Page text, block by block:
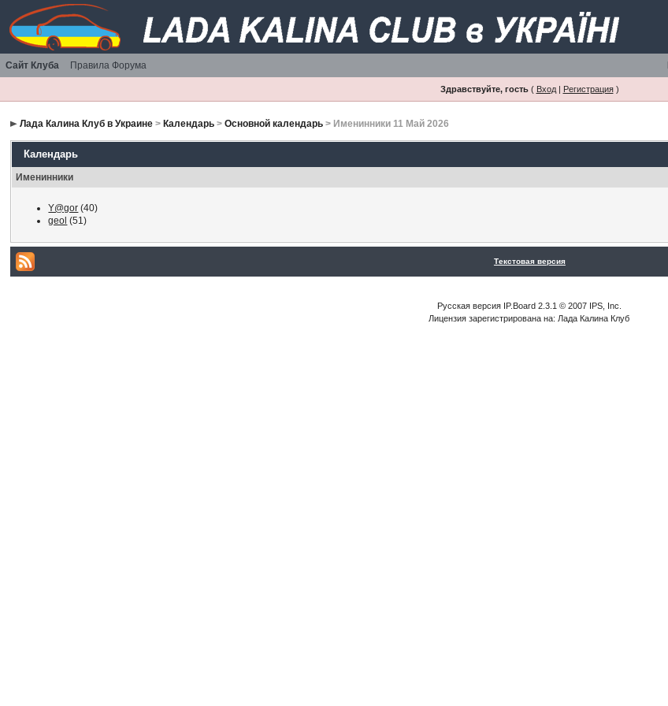
Сайт Клуба Правила Форума
Здравствуйте, гость( Вход| Регистрация)
Лада Калина Клуб в Украине > Календарь >Основной календарь > Именинники 11 Май 2026
Календарь
Именинники
Y@gor (40)
geol (51)
Текстовая версия
Русская версия IP.Board 2.3.1 © 2007 IPS, Inc.
Лицензия зарегистрирована на: Лада Калина Клуб